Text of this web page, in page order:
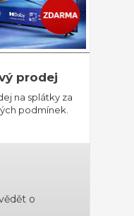
prodej
na splátky za
podmínek.
o